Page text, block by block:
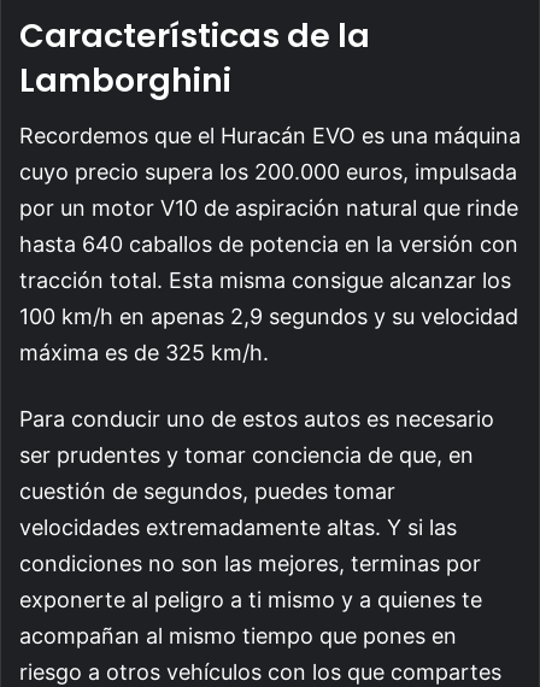
Características de la
Lamborghini
Recordemos que el Huracán EVO es una máquina
cuyo precio supera los 200.000 euros, impulsada
por un motor V10 de aspiración natural que rinde
hasta 640 caballos de potencia en la versión con
tracción total. Esta misma consigue alcanzar los
100 km/h en apenas 2,9 segundos y su velocidad
máxima es de 325 km/h.
Para conducir uno de estos autos es necesario
ser prudentes y tomar conciencia de que, en
cuestión de segundos, puedes tomar
velocidades extremadamente altas. Y si las
condiciones no son las mejores, terminas por
exponerte al peligro a ti mismo y a quienes te
acompañan al mismo tiempo que pones en
riesgo a otros vehículos con los que compartes